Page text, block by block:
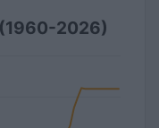
2026)